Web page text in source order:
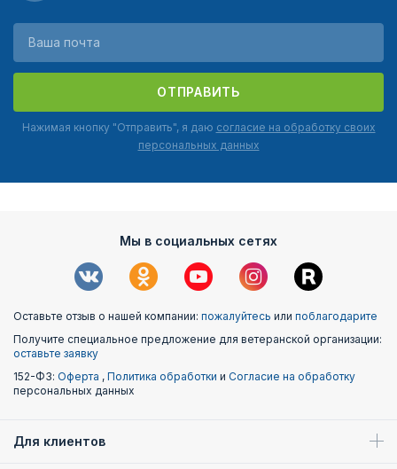
ОТПРАВИТЬ
Нажимая кнопку "Отправить", я даю согласие на обработку своих
персональных данных
Мы в социальных сетях
Оставьте отзыв о нашей компании: пожалуйтесь или поблагодарите
Получите специальное предложение для ветеранской организации:
оставьте заявку
152-ФЗ: Оферта , Политика обработки и Согласие на обработку
персональных данных
Для клиентов